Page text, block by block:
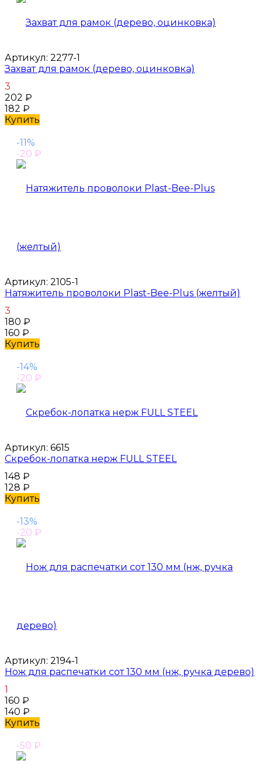
Артикул: 2277-1
Захват для рамок (дерево, оцинковка)
3
202 ₽
182 ₽
Купить
-11%
-20 ₽
Артикул: 2105-1
Натяжитель проволоки Plast-Bee-Plus (желтый)
3
180 ₽
160 ₽
Купить
-14%
-20 ₽
Артикул: 6615
Скребок-лопатка нерж FULL STEEL
148 ₽
128 ₽
Купить
-13%
-20 ₽
Артикул: 2194-1
Нож для распечатки сот 130 мм (нж, ручка дерево)
1
160 ₽
140 ₽
Купить
-50 ₽